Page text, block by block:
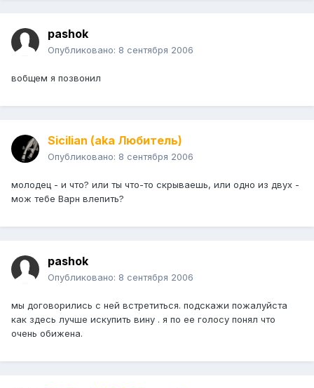
pashok
Опубликовано: 8 сентября 2006
вобщем я позвонил
Sicilian (aka Любитель)
Опубликовано: 8 сентября 2006
молодец - и что? или ты что-то скрываешь, или одно из двух -
мож тебе Варн влепить?
pashok
Опубликовано: 8 сентября 2006
мы договорились с ней встретиться. подскажи пожалуйста
как здесь лучше искупить вину . я по ее голосу понял что
очень обижена.